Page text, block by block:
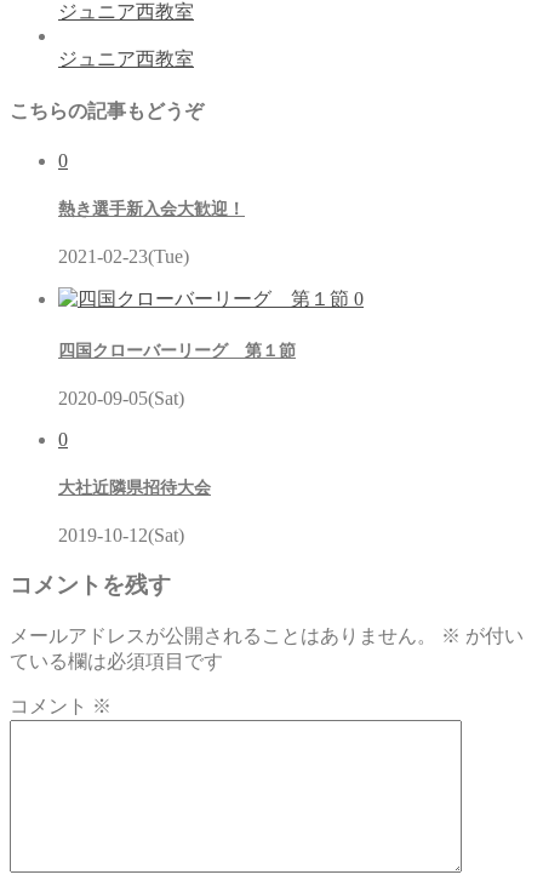
ジュニア西教室
ジュニア西教室
こちらの記事もどうぞ
0
熱き選手新入会大歓迎！
2021-02-23(Tue)
0
四国クローバーリーグ 第１節
2020-09-05(Sat)
0
大社近隣県招待大会
2019-10-12(Sat)
コメントを残す
メールアドレスが公開されることはありません。 ※ が付い
ている欄は必須項目です
コメント ※